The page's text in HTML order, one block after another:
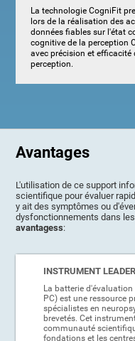
La technologie CogniFit
lors de la réalisation des
données fiables sur l'état
cognitive de la perception
avec précision et efficacité
perception.
Avantages
L'utilisation de ce support
scientifique pour évaluer
y ait des symptômes ou
dysfonctionnements dans
avantagess:
INSTRUMENT LEADER
La batterie
PC) est une ressource
spécialistes en
brevetés. Cet
communauté
fondations et les